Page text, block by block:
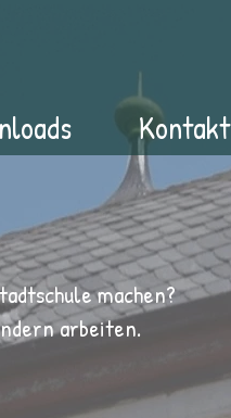
Kontakt
machen?
arbeiten.